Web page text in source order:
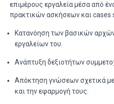
επιμέρους εργαλεία μέσα από
πρακτικών ασκήσεων και cases
Κατανόηση των βασικών
εργαλείων του.
Ανάπτυξη δεξιοτήτων
Απόκτηση γνώσεων σχετικά με
και την εφαρμογή τους.